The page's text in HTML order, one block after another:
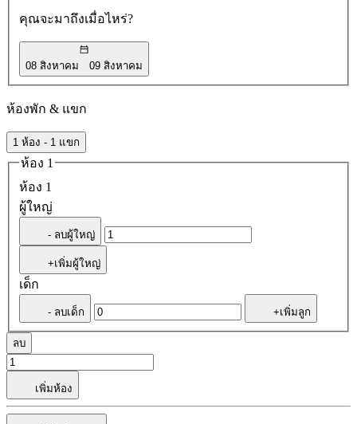
คุณจะมาถึงเมื่อไหร่?
08 สิงหาคม 09 สิงหาคม
ห้องพัก & แขก
1 ห้อง - 1 แขก
ห้อง 1
ห้อง 1
ผู้ใหญ่
- ลบผู้ใหญ่
+เพิ่มผู้ใหญ่
เด็ก
- ลบเด็ก +เพิ่มลูก
ลบ
เพิ่มห้อง